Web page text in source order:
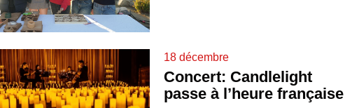
18 décembre
Concert: Candlelight
passe à l’heure française